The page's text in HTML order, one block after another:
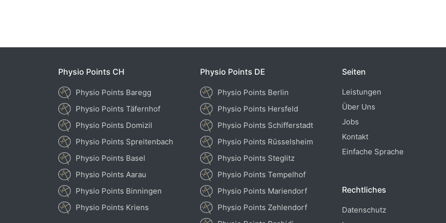
Physio Points CH
Physio Points Baregg
Physio Points Täfernhof
Physio Points Domizil
Physio Points Spreitenbach
Physio Points Basel
Physio Points Aarau
Physio Points Binningen
Physio Points Kriens
Physio Points DE
Physio Points Berlin
Physio Points Hersfeld
Physio Points Schifferstadt
Physio Points Rüsselsheim
Physio Points Steglitz
Physio Points Tempelhof
Physio Points Mariendorf
Physio Points Zehlendorf
Seiten
Leistungen
Über Uns
Jobs
Kontakt
Einfache Sprache
Rechtliches
Datenschutz